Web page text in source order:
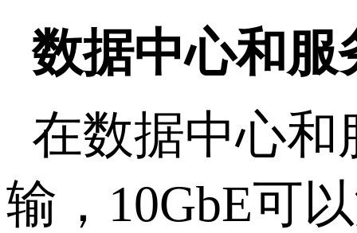
数据中心和服
在数据中心和
输，10GbE可